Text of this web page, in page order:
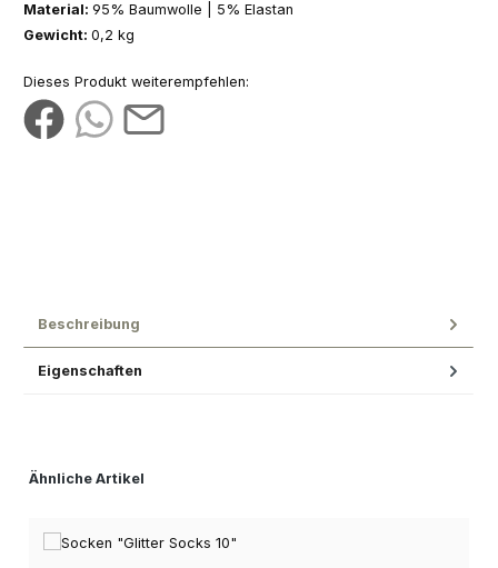
Material: 95% Baumwolle | 5% Elastan
Gewicht: 0,2 kg
Dieses Produkt weiterempfehlen:
Beschreibung
Eigenschaften
Produktgalerie überspringen
Ähnliche Artikel